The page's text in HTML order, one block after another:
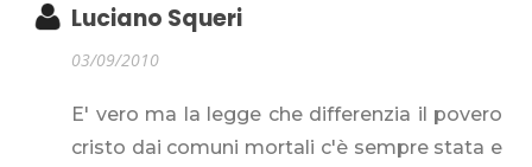
Luciano Squeri
03/09/2010
E' vero ma la legge che differenzia il povero
cristo dai comuni mortali c'è sempre stata e